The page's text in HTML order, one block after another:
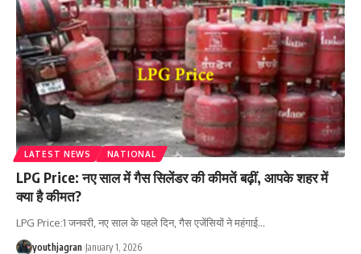
LATEST NEWS NATIONAL
LPG Price: नए साल में गैस सिलेंडर की कीमतें बढ़ीं, आपके शहर में
क्या है कीमत?
LPG Price:1 जनवरी, नए साल के पहले दिन, गैस एजेंसियों ने महंगाई…
youthjagran January 1, 2026